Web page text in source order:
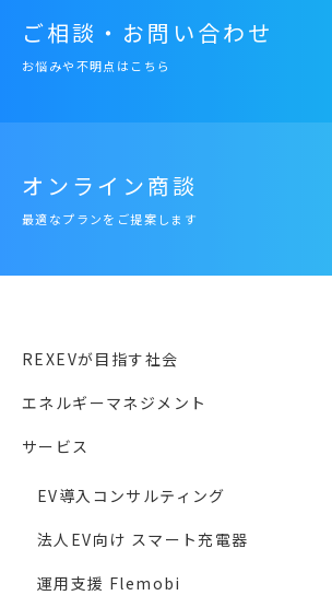
ご相談・お問い合わせ
お悩みや不明点はこちら
オンライン商談
最適なプランをご提案します
REXEVが目指す社会
エネルギーマネジメント
サービス
EV導入コンサルティング
法人EV向け スマート充電器
運用支援 Flemobi